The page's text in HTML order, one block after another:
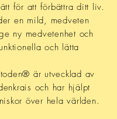
för att förbättra ditt liv.
en mild, medveten
ny medvetenhet och
och lätta
är utvecklad av
och har hjälpt
över hela världen.